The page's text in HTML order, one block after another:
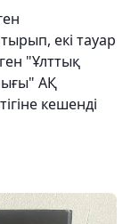
екі тауар
"Ұлттық
АҚ
кешенді